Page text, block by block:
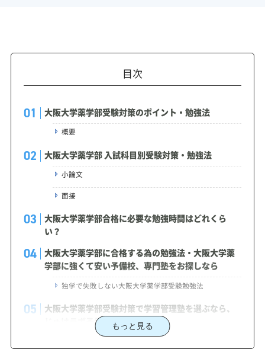
目次
大阪大学薬学部受験対策のポイント・勉強法
概要
大阪大学薬学部 入試科目別受験対策・勉強法
小論文
面接
大阪大学薬学部合格に必要な勉強時間はどれくら
い？
大阪大学薬学部に合格する為の勉強法・大阪大学薬
学部に強くて安い予備校、専門塾をお探しなら
独学で失敗しない大阪大学薬学部受験勉強法
大阪大学薬学部受験対策で学習管理塾を選ぶなら、
じゅけラボ予備校という選択肢
もっと見る